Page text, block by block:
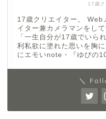
17歳ク
17歳クリエイター。 Web
イター兼カメラマンをし
「一生自分が17歳でいら
利私欲に塗れた思いを胸
にエモいnote・『ゆぴの
＼